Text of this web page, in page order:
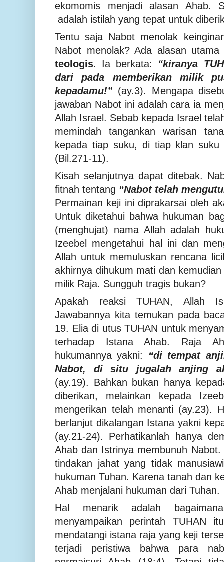
ekomomis menjadi alasan Ahab.
adalah istilah yang tepat untuk
Tentu saja Nabot menolak
Nabot menolak? Ada alasan
teologis. Ia berkata: “kiranya
dari pada memberikan milik
kepadamu!” (ay.3). Mengapa
jawaban Nabot ini adalah cara ia
Allah Israel. Sebab kepada Israel
memindah tangankan warisan
kepada tiap suku, di tiap klan
(Bil.271-11).
Kisah selanjutnya dapat ditebak.
fitnah tentang “Nabot telah
Permainan keji ini diprakarsai oleh
Untuk diketahui bahwa hukuman
(menghujat) nama Allah adalah
Izeebel mengetahui hal ini dan
Allah untuk memuluskan rencana
akhirnya dihukum mati dan
milik Raja. Sungguh tragis bukan?
Apakah reaksi TUHAN, Allah
Jawabannya kita temukan pada
19. Elia di utus TUHAN untuk
terhadap Istana Ahab. Raja
hukumannya yakni: “di tempat
Nabot, di situ jugalah anjing
(ay.19). Bahkan bukan hanya
diberikan, melainkan kepada
mengerikan telah menanti (ay.23).
berlanjut dikalangan Istana yakni
(ay.21-24). Perhatikanlah hanya
Ahab dan Istrinya membunuh
tindakan jahat yang tidak
hukuman Tuhan. Karena tanah dan
Ahab menjalani hukuman dari Tuhan.
Hal menarik adalah
menyampaikan perintah TUHAN
mendatangi istana raja yang keji
terjadi peristiwa bahwa para